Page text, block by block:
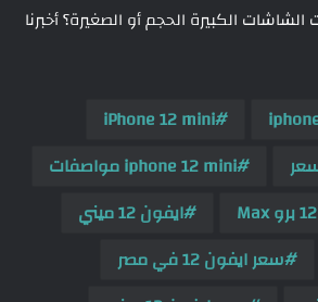
الكبيرة الحجم أو الصغيرة؟ أخبرنا
iPhone 12 mini
iphone 12 mini مواصفات
ايفون 12 ميني
سعر ايفون 12 في مصر